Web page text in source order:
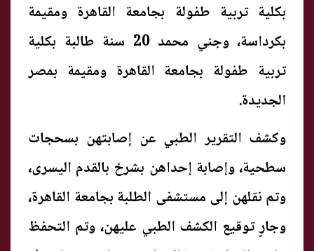
بكلية تربية طفولة بجامعة القاهرة ومقيمة
بكرداسة، وجني محمد 20 سنة طالبة بكلية
تربية طفولة بجامعة القاهرة ومقيمة بمصر
الجديدة.
وكشف التقرير الطبي عن إصابتهن بسحجات
سطحية، وإصابة إحداهن بشرخ بالقدم اليسرى،
وتم نقلهن إلى مستشفى الطلبة بجامعة القاهرة،
وجارٍ توقيع الكشف الطبي عليهن، وتم التحفظ